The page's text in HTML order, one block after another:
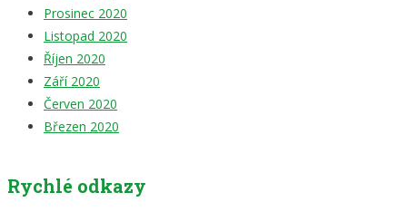
Prosinec 2020
Listopad 2020
Říjen 2020
Září 2020
Červen 2020
Březen 2020
Rychlé odkazy